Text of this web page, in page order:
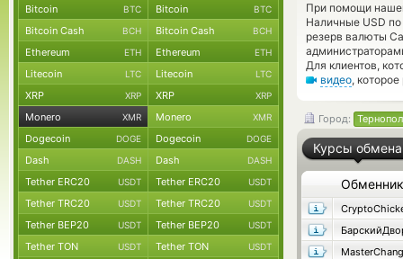
При помощи
Наличные USD
резерв валюты
Для клиентов,
видео,
Город:
Курсы обмена
Обменник
Bitcoin BTC Bitcoin BTC
Bitcoin Cash BCH Bitcoin Cash BCH
Ethereum ETH Ethereum ETH
Litecoin LTC Litecoin LTC
XRP XRP XRP XRP
Monero XMR Monero XMR
Dogecoin DOGE Dogecoin DOGE
Dash DASH Dash DASH
Tether ERC20 USDT Tether ERC20 USDT
Tether TRC20 USDT Tether TRC20 USDT
Tether BEP20 USDT Tether BEP20 USDT
Tether TON USDT Tether TON USDT